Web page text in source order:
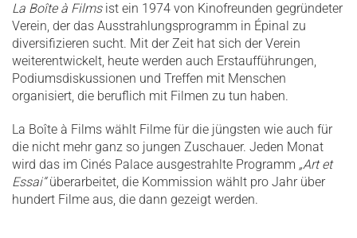
La Boîte à Filmsist ein 1974 von Kinofreunden gegründeter
Verein, der das Ausstrahlungsprogramm in Épinal zu
diversifizieren sucht. Mit der Zeit hat sich der Verein
weiterentwickelt, heute werden auch Erstaufführungen,
Podiumsdiskussionen und Treffen mit Menschen
organisiert, die beruflich mit Filmen zu tun haben.
La Boîte à Films wählt Filme für die jüngsten wie auch für
die nicht mehr ganz so jungen Zuschauer. Jeden Monat
wird das im Cinés Palace ausgestrahlte Programm „Art et
Essai“überarbeitet, die Kommission wählt pro Jahr über
hundert Filme aus, die dann gezeigt werden.